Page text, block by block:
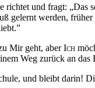
richtet und fragt: „Das
gelernt werden,
Mir geht, aberIch
Weg zurück an das
und bleibt darin!